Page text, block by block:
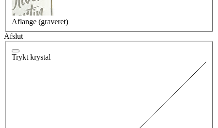
Aflange (graveret)
Afslut
Trykt krystal